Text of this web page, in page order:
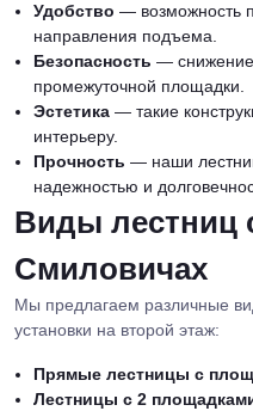
Удобство — возможность
направления подъема.
Безопасность — снижение
промежуточной площадки.
Эстетика — такие
интерьеру.
Прочность — наши
надежностью и
Виды лестниц
Смиловичах
Мы предлагаем различные
установки на второй этаж:
Прямые лестницы с
Лестницы с 2